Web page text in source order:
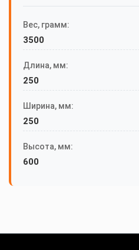
Вес, грамм:
3500
Длина, мм:
250
Ширина, мм:
250
Высота, мм:
600